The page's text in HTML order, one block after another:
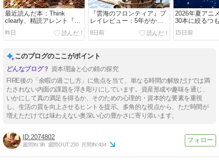
最近読んだ本：Think
clearly、精読アレント『人
間の条件』、1億円の貯め
方、定年夫はなぜこんなに
昨日
『雲海のフロンティア』プ
レイレビュー：5年がかり
で作られた90年代JRPG譲
りの長編ファンタジーRPG
8日前
2026年夏アニ
30本に絞るつ
15日前
このブログのここがポイント
資本理論と心の錆の探究
FIRE後の「余暇の過ごし方」に焦点を当て、単なる時間の解放だけでは満
たされない内面の課題を浮き彫りにしています。資産形成や趣味を通じ、
いかにして真の満足を得るか、そのための心理的・資本的な要素を重視
し、生活の質を向上させるヒントを提示。多角的な視点から、ただ時間が
増えただけでは味わえない奥深い心の豊かさに寄り添います。
2074802
週間IN:98 週間OUT:230 月間IN:434